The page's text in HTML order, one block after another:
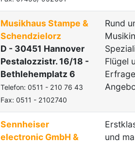
Musikhaus Stampe &
Schendzielorz
D - 30451 Hannover
Pestalozzistr. 16/18 -
Bethlehemplatz 6
Telefon: 0511 - 210 76 43
Fax: 0511 - 2102740
Rund
Flügel
Sennheiser
electronic GmbH &
und